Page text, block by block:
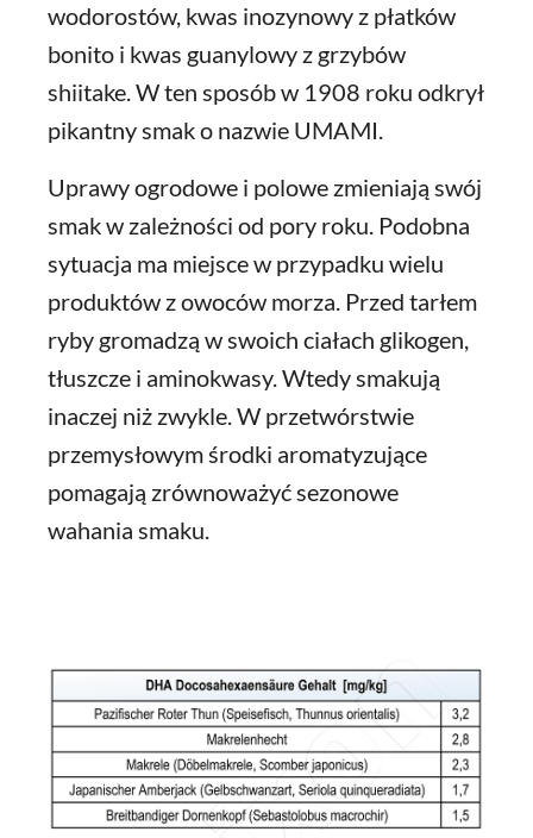
wodorostów, kwas inozynowy z płatków
bonito i kwas guanylowy z grzybów
shiitake. W ten sposób w 1908 roku odkrył
pikantny smak o nazwie UMAMI.
Uprawy ogrodowe i polowe zmieniają swój
smak w zależności od pory roku. Podobna
sytuacja ma miejsce w przypadku wielu
produktów z owoców morza. Przed tarłem
ryby gromadzą w swoich ciałach glikogen,
tłuszcze i aminokwasy. Wtedy smakują
inaczej niż zwykle. W przetwórstwie
przemysłowym środki aromatyzujące
pomagają zrównoważyć sezonowe
wahania smaku.